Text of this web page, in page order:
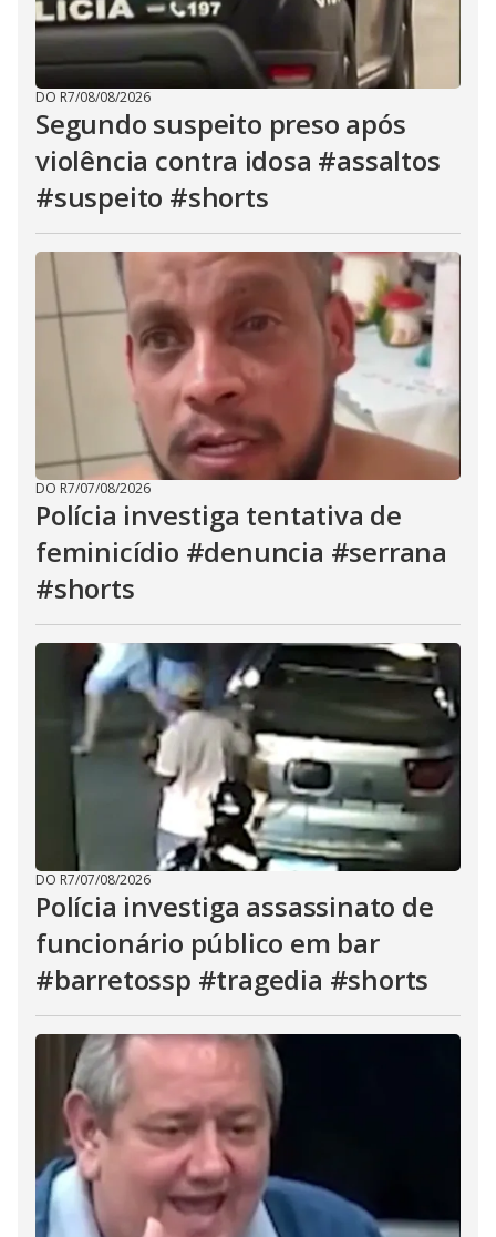
DO R7/08/08/2026
Segundo suspeito preso após
violência contra idosa #assaltos
#suspeito #shorts
DO R7/07/08/2026
Polícia investiga tentativa de
feminicídio #denuncia #serrana
#shorts
DO R7/07/08/2026
Polícia investiga assassinato de
funcionário público em bar
#barretossp #tragedia #shorts